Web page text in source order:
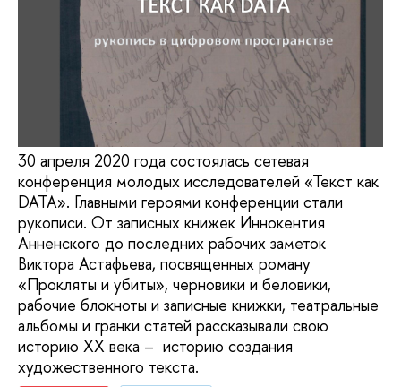
30 апреля 2020 года состоялась сетевая
конференция молодых исследователей «Текст как
DATA». Главными героями конференции стали
рукописи. От записных книжек Иннокентия
Анненского до последних рабочих заметок
Виктора Астафьева, посвященных роману
«Прокляты и убиты», черновики и беловики,
рабочие блокноты и записные книжки, театральные
альбомы и гранки статей рассказывали свою
историю ХХ века – историю создания
художественного текста.